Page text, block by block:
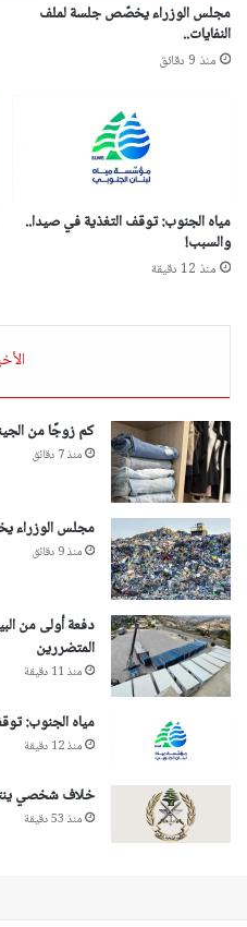
مجلس الوزراء يخصّص جلسة لملف
النفايات..
منذ 9 دقائق
مياه الجنوب: توقف التغذية في صيدا..
والسبب!
منذ 12 دقيقة
كم زوجًا من
منذ 7 دقائق
مجلس الوزراء
منذ 9 دقائق
دفعة أولى من
المتضررين
منذ 11 دقيقة
مياه الجنوب:
منذ 12 دقيقة
خلاف شخصي
منذ 53 دقيقة